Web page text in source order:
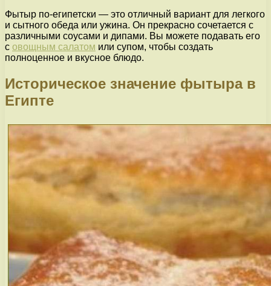
Фытыр по-египетски — это отличный вариант для легкого
и сытного обеда или ужина. Он прекрасно сочетается с
различными соусами и дипами. Вы можете подавать его
с овощным салатом или супом, чтобы создать
полноценное и вкусное блюдо.
Историческое значение фытыра в
Египте